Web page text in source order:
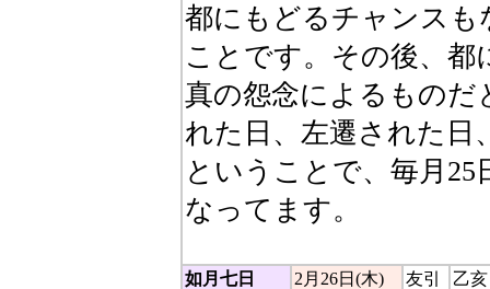
都にもどるチャンス
ことです。その後、
真の怨念によるものだ
れた日、左遷された日
ということで、毎月
なってます。
如月七日 2月26日(木) 友引 乙亥